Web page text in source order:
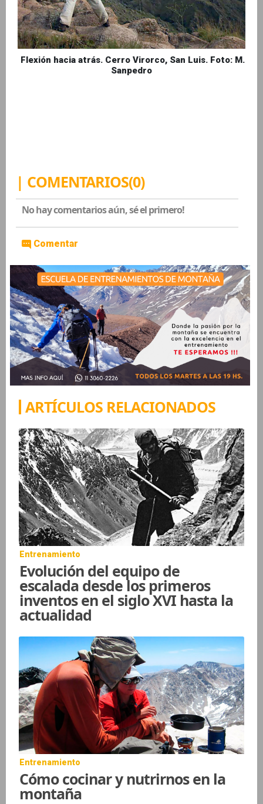
Flexión hacia atrás. Cerro Virorco, San Luis. Foto: M.
Sanpedro
| COMENTARIOS(0)
No hay comentarios aún, sé el primero!
Comentar
ARTÍCULOS RELACIONADOS
Entrenamiento
Evolución del equipo de
escalada desde los primeros
inventos en el siglo XVI hasta la
actualidad
Entrenamiento
Cómo cocinar y nutrirnos en la
montaña